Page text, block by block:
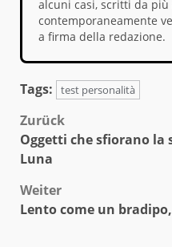
alcuni casi, scritti da più
contemporaneamente
a firma della redazione.
Tags: test personalità
Zurück
Oggetti che sfiorano la
Luna
Weiter
Lento come un